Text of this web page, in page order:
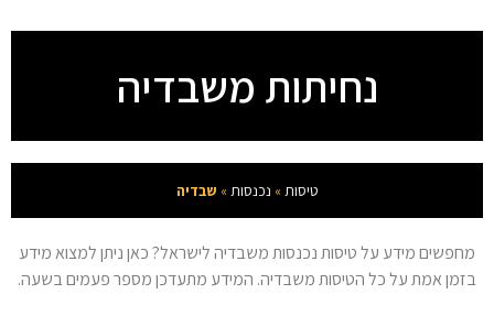
נחיתות משבדיה
טיסות » נכנסות » שבדיה
מחפשים מידע על טיסות נכנסות משבדיה לישראל? כאן ניתן למצוא מידע
בזמן אמת על כל הטיסות משבדיה. המידע מתעדכן מספר פעמים בשעה.